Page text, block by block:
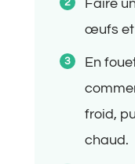
Faire
œufs et
En
froid,
chaud.